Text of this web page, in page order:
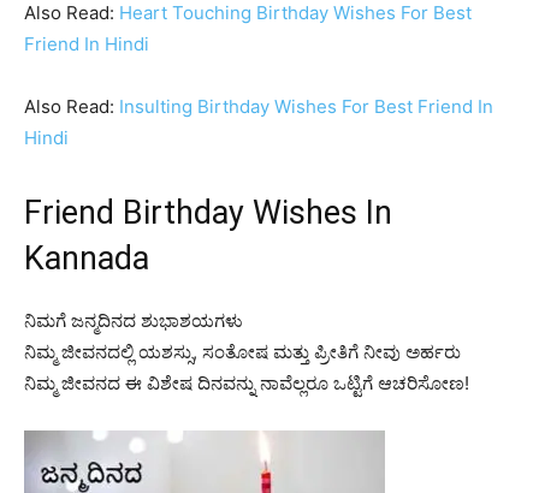
Also Read: Heart Touching Birthday Wishes For Best
Friend In Hindi
Also Read: Insulting Birthday Wishes For Best Friend In
Hindi
Friend Birthday Wishes In
Kannada
ನಿಮಗೆ ಜನ್ಮದಿನದ ಶುಭಾಶಯಗಳು
ನಿಮ್ಮ ಜೀವನದಲ್ಲಿ ಯಶಸ್ಸು, ಸಂತೋಷ ಮತ್ತು ಪ್ರೀತಿಗೆ ನೀವು ಅರ್ಹರು
ನಿಮ್ಮ ಜೀವನದ ಈ ವಿಶೇಷ ದಿನವನ್ನು ನಾವೆಲ್ಲರೂ ಒಟ್ಟಿಗೆ ಆಚರಿಸೋಣ!